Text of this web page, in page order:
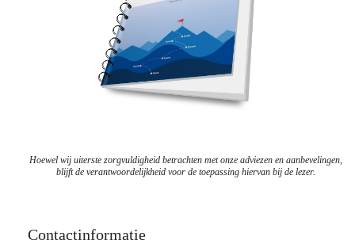
Hoewel wij uiterste zorgvuldigheid betrachten met onze adviezen en aanbevelingen,
blijft de verantwoordelijkheid voor de toepassing hiervan bij de lezer.
Contactinformatie